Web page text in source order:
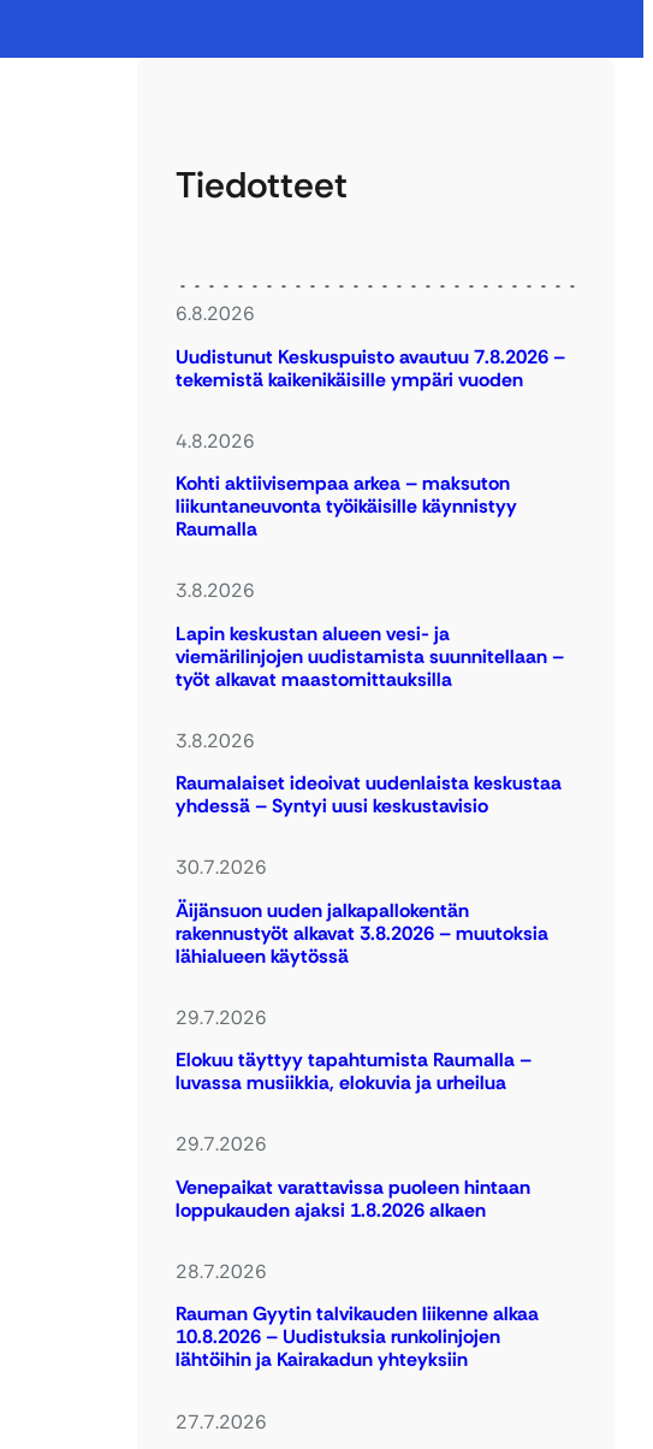
Tiedotteet
6.8.2026
Uudistunut Keskuspuisto avautuu 7.8.2026 –
tekemistä kaikenikäisille ympäri vuoden
4.8.2026
Kohti aktiivisempaa arkea – maksuton
liikuntaneuvonta työikäisille käynnistyy
Raumalla
3.8.2026
Lapin keskustan alueen vesi- ja
viemärilinjojen uudistamista suunnitellaan –
työt alkavat maastomittauksilla
3.8.2026
Raumalaiset ideoivat uudenlaista keskustaa
yhdessä – Syntyi uusi keskustavisio
30.7.2026
Äijänsuon uuden jalkapallokentän
rakennustyöt alkavat 3.8.2026 – muutoksia
lähialueen käytössä
29.7.2026
Elokuu täyttyy tapahtumista Raumalla –
luvassa musiikkia, elokuvia ja urheilua
29.7.2026
Venepaikat varattavissa puoleen hintaan
loppukauden ajaksi 1.8.2026 alkaen
28.7.2026
Rauman Gyytin talvikauden liikenne alkaa
10.8.2026 – Uudistuksia runkolinjojen
lähtöihin ja Kairakadun yhteyksiin
27.7.2026